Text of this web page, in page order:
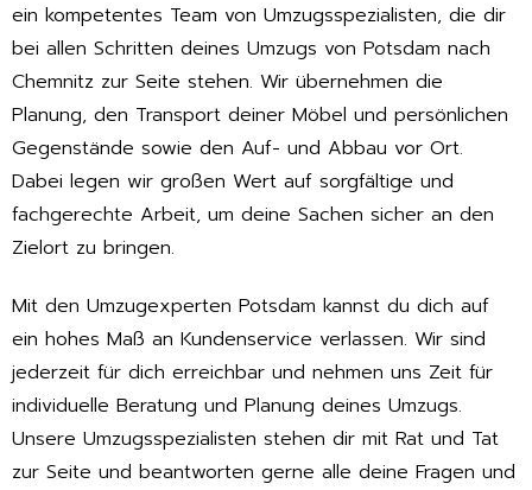
ein kompetentes Team von Umzugsspezialisten, die dir
bei allen Schritten deines Umzugs von Potsdam nach
Chemnitz zur Seite stehen. Wir übernehmen die
Planung, den Transport deiner Möbel und persönlichen
Gegenstände sowie den Auf- und Abbau vor Ort.
Dabei legen wir großen Wert auf sorgfältige und
fachgerechte Arbeit, um deine Sachen sicher an den
Zielort zu bringen.
Mit den Umzugexperten Potsdam kannst du dich auf
ein hohes Maß an Kundenservice verlassen. Wir sind
jederzeit für dich erreichbar und nehmen uns Zeit für
individuelle Beratung und Planung deines Umzugs.
Unsere Umzugsspezialisten stehen dir mit Rat und Tat
zur Seite und beantworten gerne alle deine Fragen und